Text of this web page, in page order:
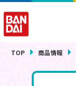
TOP 商品情報